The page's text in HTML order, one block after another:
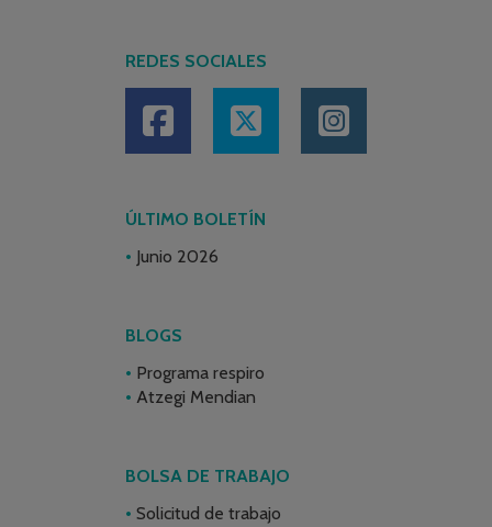
REDES SOCIALES
ÚLTIMO BOLETÍN
Junio 2026
BLOGS
Programa respiro
Atzegi Mendian
BOLSA DE TRABAJO
Solicitud de trabajo